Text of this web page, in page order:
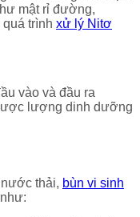
mật rỉ đường,
trình xử lý Nitơ
vào và đầu ra
lượng dinh dưỡng
thải, bùn vi sinh